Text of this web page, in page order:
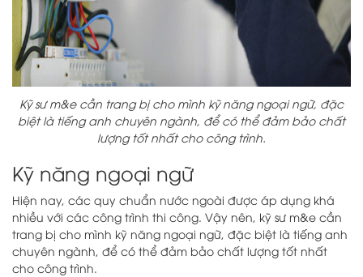
Kỹ sư m&e cần trang bị cho mình kỹ năng ngoại ngữ, đặc
biệt là tiếng anh chuyên ngành, để có thể đảm bảo chất
lượng tốt nhất cho công trình.
Kỹ năng ngoại ngữ
Hiện nay, các quy chuẩn nước ngoài được áp dụng khá
nhiều với các công trình thi công. Vậy nên, kỹ sư m&e cần
trang bị cho mình kỹ năng ngoại ngữ, đặc biệt là tiếng anh
chuyên ngành, để có thể đảm bảo chất lượng tốt nhất
cho công trình.